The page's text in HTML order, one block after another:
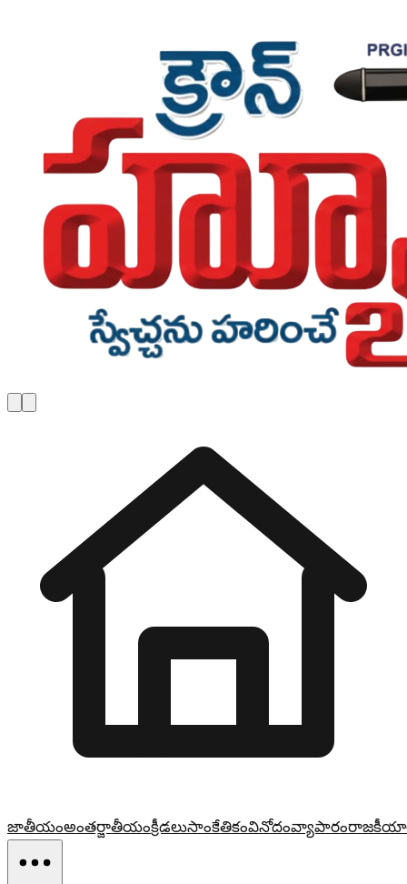
జాతీయంఅంతర్జాతీయంక్రీడలుసాంకేతికంవినోదంవ్యాపారం